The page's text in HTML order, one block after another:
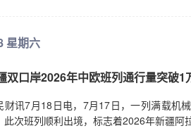
星期六
双口岸2026年中欧班列通行量突破1
财讯7月18日电，7月17日，一列满载机
此次班列顺利出境，标志着2026年新疆